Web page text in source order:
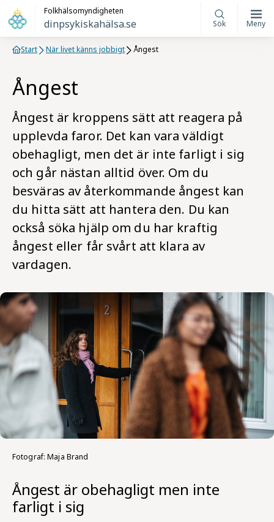
Folkhälsomyndigheten
dinpsykiskahälsa.se Sök Meny
Start När livet känns jobbigt Ångest
Ångest
Ångest är kroppens sätt att reagera på
upplevda faror. Det kan vara väldigt
obehagligt, men det är inte farligt i sig
och går nästan alltid över. Om du
besväras av återkommande ångest kan
du hitta sätt att hantera den. Du kan
också söka hjälp om du har kraftig
ångest eller får svårt att klara av
vardagen.
Fotograf: Maja Brand
Ångest är obehagligt men inte
farligt i sig